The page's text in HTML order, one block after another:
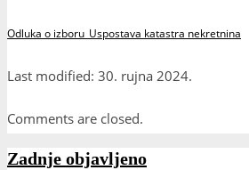
Odluka o izboru_Uspostava katastra nekretnina
Last modified: 30. rujna 2024.
Comments are closed.
Zadnje objavljeno